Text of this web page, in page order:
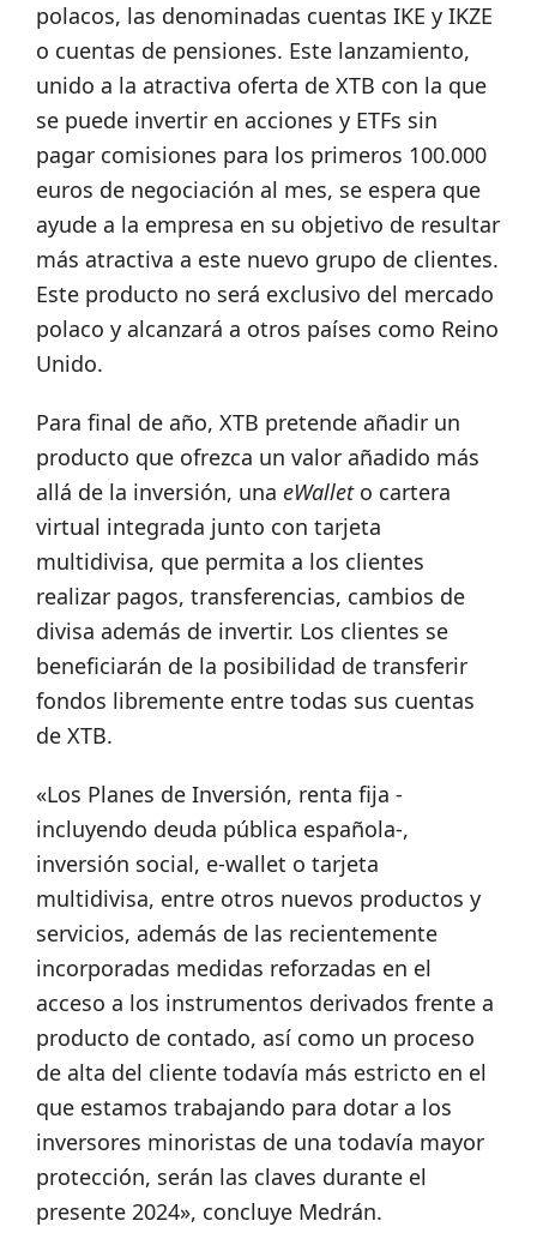
polacos, las denominadas cuentas IKE y IKZE
o cuentas de pensiones. Este lanzamiento,
unido a la atractiva oferta de XTB con la que
se puede invertir en acciones y ETFs sin
pagar comisiones para los primeros 100.000
euros de negociación al mes, se espera que
ayude a la empresa en su objetivo de resultar
más atractiva a este nuevo grupo de clientes.
Este producto no será exclusivo del mercado
polaco y alcanzará a otros países como Reino
Unido.
Para final de año, XTB pretende añadir un
producto que ofrezca un valor añadido más
allá de la inversión, una eWalleto cartera
virtual integrada junto con tarjeta
multidivisa, que permita a los clientes
realizar pagos, transferencias, cambios de
divisa además de invertir. Los clientes se
beneficiarán de la posibilidad de transferir
fondos libremente entre todas sus cuentas
de XTB.
«Los Planes de Inversión, renta fija -
incluyendo deuda pública española-,
inversión social, e-wallet o tarjeta
multidivisa, entre otros nuevos productos y
servicios, además de las recientemente
incorporadas medidas reforzadas en el
acceso a los instrumentos derivados frente a
producto de contado, así como un proceso
de alta del cliente todavía más estricto en el
que estamos trabajando para dotar a los
inversores minoristas de una todavía mayor
protección, serán las claves durante el
presente 2024», concluye Medrán.